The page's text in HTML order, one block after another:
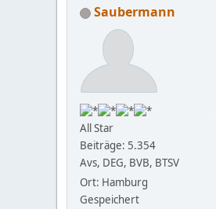
Saubermann
All Star
Beiträge: 5.354
Avs, DEG, BVB, BTSV
Ort: Hamburg
Gespeichert